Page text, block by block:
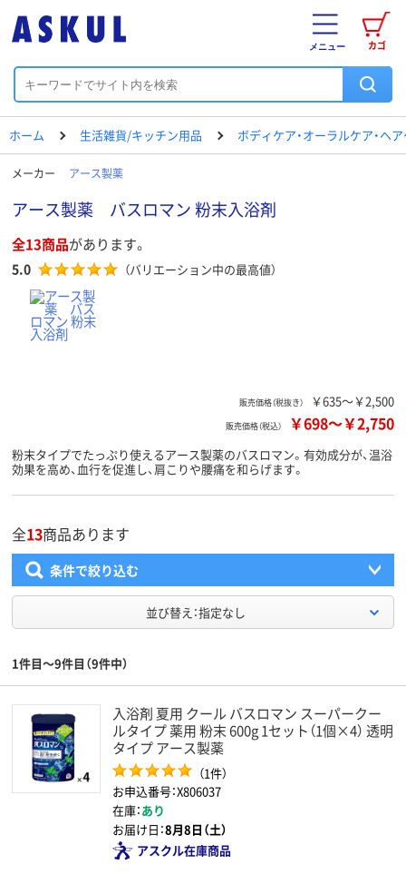
カゴ
メニュー
ホーム 生活雑貨/キッチン用品 ボディケア・オーラルケア・ヘ
メーカー アース製薬
アース製薬 バスロマン 粉末入浴剤
全13商品があります。
5.0 （バリエーション中の最高値）
販売価格（税抜き） ￥635～￥2,500
販売価格（税込） ￥698～￥2,750
粉末タイプでたっぷり使えるアース製薬のバスロマン。有効成分が、温浴
効果を高め、血行を促進し、肩こりや腰痛を和らげます。
全13商品あります
条件で絞り込む
並び替え：指定なし
1件目～9件目（9件中）
入浴剤 夏用 クール バスロマン スーパークー
ルタイプ 薬用 粉末 600g 1セット（1個×4） 透明
タイプ アース製薬
（1件）
お申込番号：X806037
在庫：あり
お届け日：8月8日（土）
アスクル在庫商品